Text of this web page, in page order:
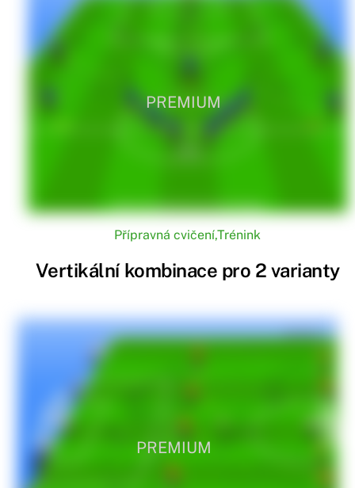
PREMIUM
Přípravná cvičení,Trénink
Vertikální kombinace pro 2 varianty
PREMIUM